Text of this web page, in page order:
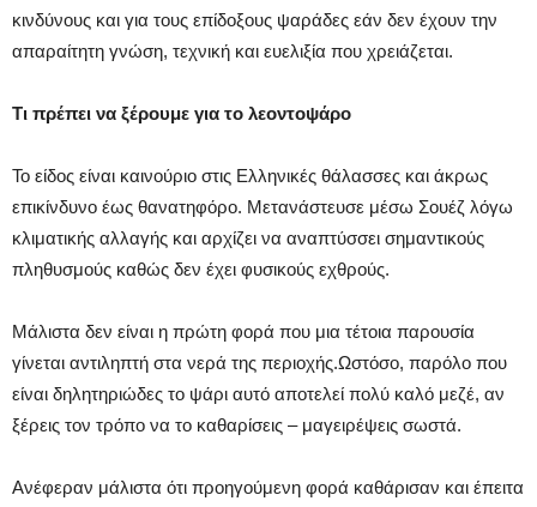
κινδύνους και για τους επίδοξους ψαράδες εάν δεν έχουν την
απαραίτητη γνώση, τεχνική και ευελιξία που χρειάζεται.
Τι πρέπει να ξέρουμε για το λεοντοψάρο
Το είδος είναι καινούριο στις Ελληνικές θάλασσες και άκρως
επικίνδυνο έως θανατηφόρο. Μετανάστευσε μέσω Σουέζ λόγω
κλιματικής αλλαγής και αρχίζει να αναπτύσσει σημαντικούς
πληθυσμούς καθώς δεν έχει φυσικούς εχθρούς.
Μάλιστα δεν είναι η πρώτη φορά που μια τέτοια παρουσία
γίνεται αντιληπτή στα νερά της περιοχής.Ωστόσο, παρόλο που
είναι δηλητηριώδες το ψάρι αυτό αποτελεί πολύ καλό μεζέ, αν
ξέρεις τον τρόπο να το καθαρίσεις – μαγειρέψεις σωστά.
Ανέφεραν μάλιστα ότι προηγούμενη φορά καθάρισαν και έπειτα